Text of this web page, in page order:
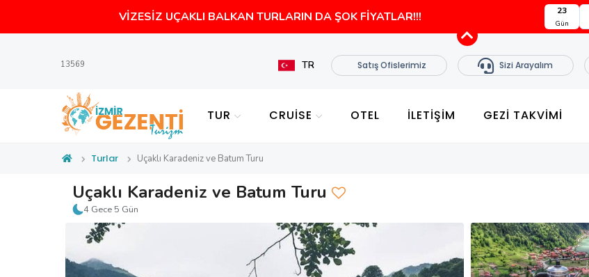
VİZESİZ UÇAKLI BALKAN TURLARIN DA ŞOK FİYATLAR!!! 23
Gün
13569 TR Satış Ofislerimiz Sizi Arayalım
TUR CRUİSE OTEL İLETİŞİM GEZI TAKVIMI
Turlar Uçaklı Karadeniz ve Batum Turu
Uçaklı Karadeniz ve Batum Turu
4 Gece 5 Gün